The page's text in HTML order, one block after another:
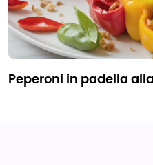
peperoni in padella